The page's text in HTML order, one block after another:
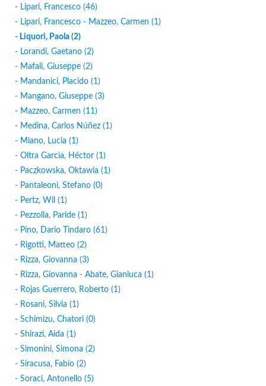
- Lipari, Francesco (46)
- Lipari, Francesco - Mazzeo, Carmen (1)
- Liquori, Paola (2)
- Lorandi, Gaetano (2)
- Mafali, Giuseppe (2)
- Mandanici, Placido (1)
- Mangano, Giuseppe (3)
- Mazzeo, Carmen (11)
- Medina, Carlos Núñez (1)
- Miano, Lucia (1)
- Oltra Garcìa, Héctor (1)
- Paczkowska, Oktawia (1)
- Pantaleoni, Stefano (0)
- Pertz, Wil (1)
- Pezzolla, Paride (1)
- Pino, Dario Tindaro (61)
- Rigotti, Matteo (2)
- Rizza, Giovanna (3)
- Rizza, Giovanna - Abate, Gianluca (1)
- Rojas Guerrero, Roberto (1)
- Rosani, Silvia (1)
- Schimizu, Chatori (0)
- Shirazi, Aida (1)
- Simonini, Simona (2)
- Siracusa, Fabio (2)
- Soraci, Antonello (5)